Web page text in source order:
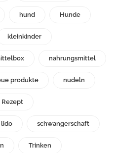
hund Hunde
kleinkinder
nahrungsmittel
produkte nudeln
Rezept
lido schwangerschaft
Trinken